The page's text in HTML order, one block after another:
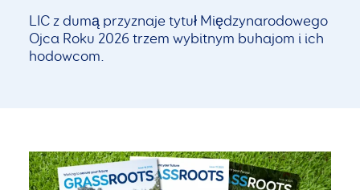
LIC z dumą przyznaje tytuł Międzynarodowego
Ojca Roku 2026 trzem wybitnym buhajom i ich
hodowcom.